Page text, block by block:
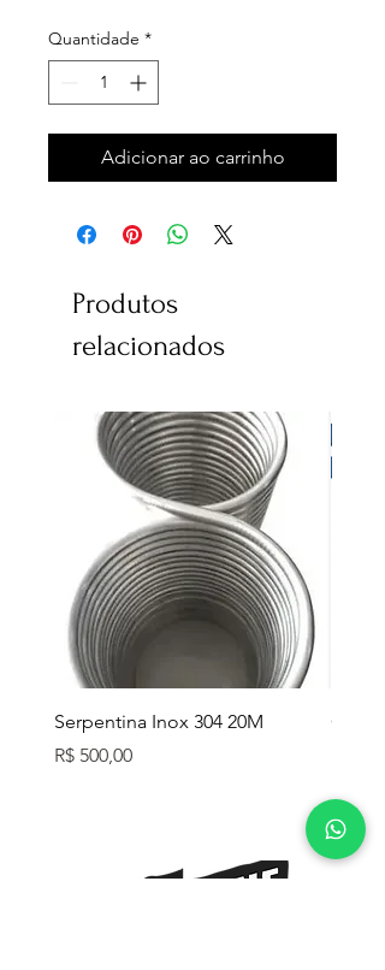
Quantidade *
Adicionar ao carrinho
Produtos
relacionados
Serpentina Inox 304 20M
Preço
R$ 500,00
Caixa